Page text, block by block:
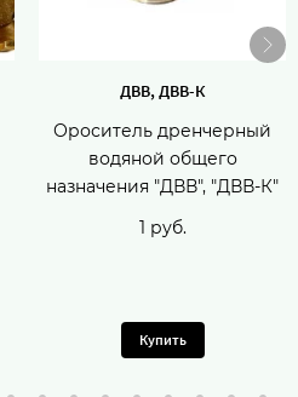
ДВВ, ДВВ-К
Ороситель дренчерный
водяной общего
назначения "ДВВ", "ДВВ-К"
1 руб.
Купить